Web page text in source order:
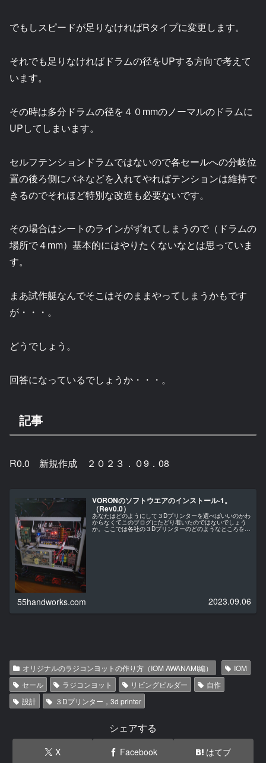
でもしスピードが足りなければRタイプに変更します。
それでも足りなければドラムの径をUPする方向で考えて
います。
その時は多分ドラムの径を４０mmのノーマルのドラムに
UPしてしまいます。
セルフテンションドラムではないので各セールへの分岐位
置の後ろ側にバネなどを入れてやればテンションは維持で
きるのでそれほど特別な改造も必要ないです。
その場合はシートのラインがずれてしまうので（ドラムの
場所で４mm）基本的にはやりたくないなとは思っていま
す。
まあ試作艇なんでそこはそのままやってしまうかもです
が・・・。
どうでしょう。
回答になっているでしょうか・・・。
記事
R0.0 新規作成 ２０２３．０9．08
VORONのソフトウエアのインストール-1。
（Rev0.0）
あなたはどのようにして３Dプリンターを選べばいいのかわ
からなくてこのブログにたどり着いたのではないでしょう
か。ここでは各社の３Dプリンターのどのようなところを見
55handworks.com 2023.09.06
オリジナルのラジコンヨットの作り方（IOM AWANAMI編）
IOM
セール
ラジコンヨット リビングビルダー
自作
設計
３Dプリンター，3d printer
シェアする
X Facebook はてブ